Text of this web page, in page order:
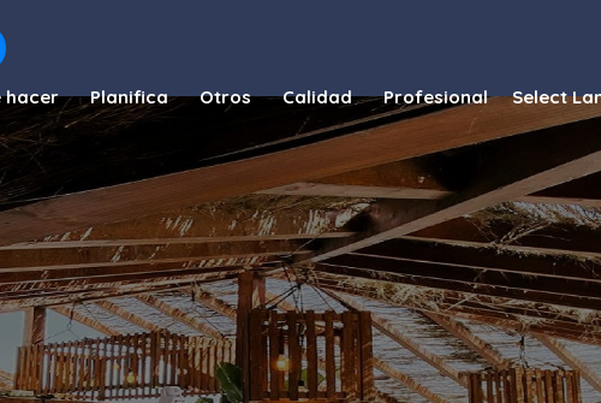
hacer Planifica Otros Calidad Profesional